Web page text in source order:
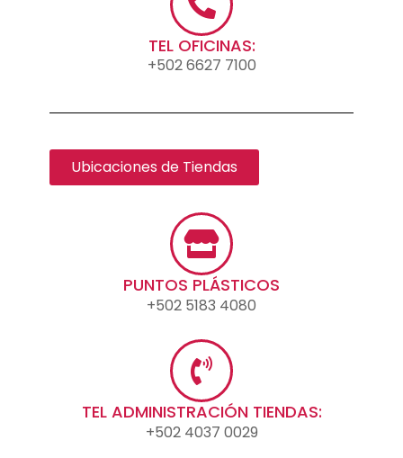
TEL OFICINAS:
+502 6627 7100
Ubicaciones de Tiendas
PUNTOS PLÁSTICOS
+502 5183 4080
TEL ADMINISTRACIÓN TIENDAS:
+502 4037 0029